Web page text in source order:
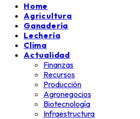
Home
Agricultura
Ganadería
Lechería
Clima
Actualidad
Finanzas
Recursos
Producción
Agronegocios
Biotecnología
Infraestructura